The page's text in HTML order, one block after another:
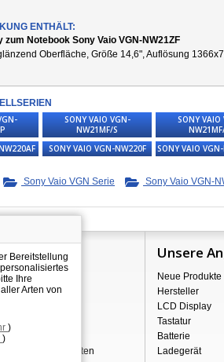
ENTHÄLT:
zum Notebook Sony Vaio VGN-NW21ZF
länzend Oberfläche, Größe 14,6", Auflösung
SONY VAIO VGN-
NW21MF/S
SONY VAIO
SONY VAIO VGN-NW220F SONY VAIO
Sony Vaio VGN Serie Sony Vaio VGN-
Daten
Unsere
Neue Produkte
Hersteller
LCD Display
Tastatur
Batterie
Ladegerät
Bereitstellung
Ihre
Arten von
)
)